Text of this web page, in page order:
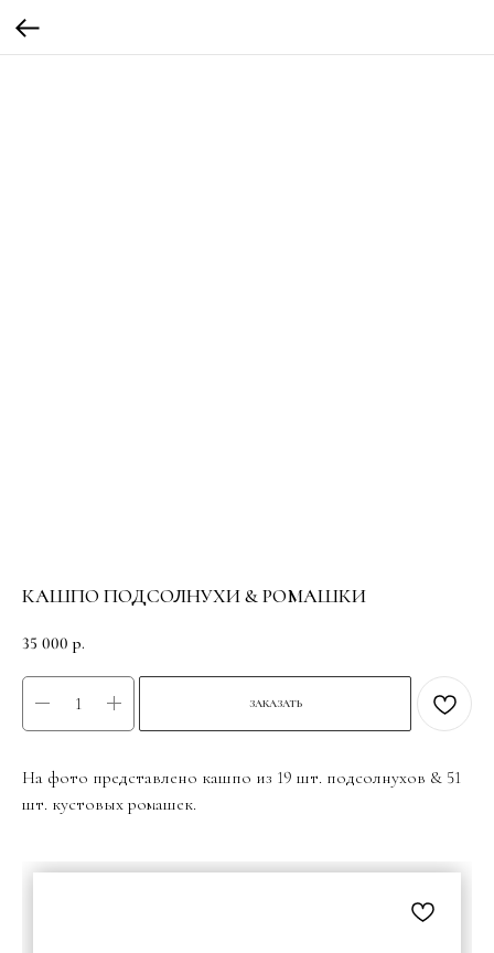
КАШПО ПОДСОЛНУХИ & РОМАШКИ
35 000 р.
ЗАКАЗАТЬ
На фото представлено кашпо из 19 шт. подсолнухов & 51
шт. кустовых ромашек.